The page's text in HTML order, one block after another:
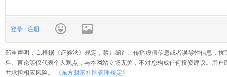
登录 注册
郑重声明： 1.根据《证券法》规定，禁止编造、传播虚假信息或者误导性信息，
料、言论等仅代表个人观点，与本网站立场无关，不对您构成任何投资建议。用
并承担相应风险。
《东方财富社区管理规定》